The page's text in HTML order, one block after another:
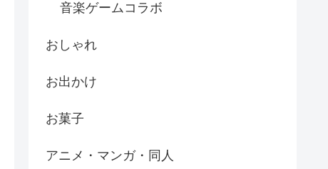
音楽ゲームコラボ
おしゃれ
お出かけ
お菓子
アニメ・マンガ・同人